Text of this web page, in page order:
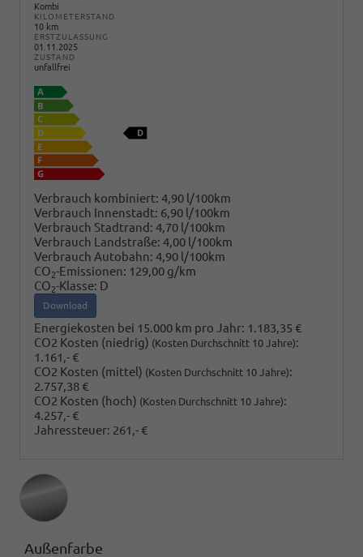
Kombi
KILOMETERSTAND
10 km
ERSTZULASSUNG
01.11.2025
ZUSTAND
unfallfrei
Verbrauch kombiniert: 4,90 l/100km
Verbrauch Innenstadt: 6,90 l/100km
Verbrauch Stadtrand: 4,70 l/100km
Verbrauch Landstraße: 4,00 l/100km
Verbrauch Autobahn: 4,90 l/100km
CO2-Emissionen: 129,00 g/km
CO2-Klasse: D
Download
Energiekosten bei 15.000 km pro Jahr: 1.183,35 €
CO2 Kosten (niedrig) (Kosten Durchschnitt 10 Jahre):
1.161,- €
CO2 Kosten (mittel) (Kosten Durchschnitt 10 Jahre):
2.757,38 €
CO2 Kosten (hoch) (Kosten Durchschnitt 10 Jahre):
4.257,- €
Jahressteuer: 261,- €
Außenfarbe